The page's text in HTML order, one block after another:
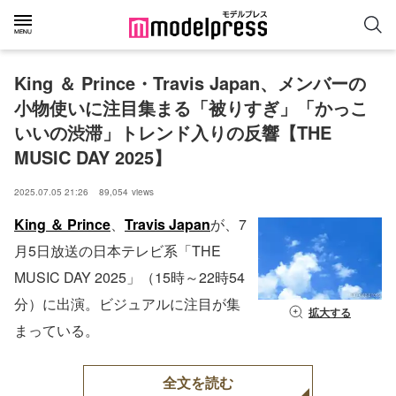
King ＆ Prince・Travis Japan、メンバーの
小物使いに注目集まる「被りすぎ」「かっこ
いいの渋滞」トレンド入りの反響【THE
MUSIC DAY 2025】
2025.07.05 21:26 89,054 views
拡大する
King ＆ Prince、 Travis Japanが、7
月5日放送の日本テレビ系「THE
MUSIC DAY 2025」（15時～22時54
分）に出演。ビジュアルに注目が集
まっている。
全文を読む